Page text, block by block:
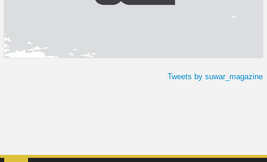
Tweets by suwar_magazine